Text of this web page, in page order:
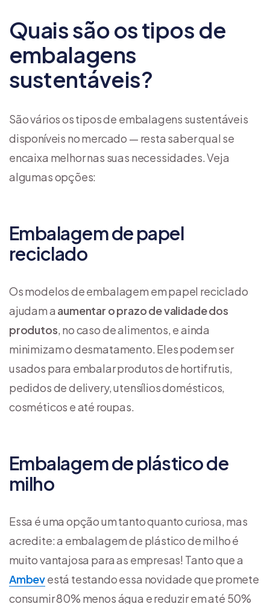
Quais são os tipos de
embalagens
sustentáveis?
São vários os tipos de embalagens sustentáveis
disponíveis no mercado — resta saber qual se
encaixa melhor nas suas necessidades. Veja
algumas opções:
Embalagem de papel
reciclado
Os modelos de embalagem em papel reciclado
ajudam a aumentar o prazo de validade dos
produtos, no caso de alimentos, e ainda
minimizam o desmatamento. Eles podem ser
usados para embalar produtos de hortifrutis,
pedidos de delivery, utensílios domésticos,
cosméticos e até roupas.
Embalagem de plástico de
milho
Essa é uma opção um tanto quanto curiosa, mas
acredite: a embalagem de plástico de milho é
muito vantajosa para as empresas! Tanto que a
Ambevestá testando essa novidade que promete
consumir 80% menos água e reduzir em até 50%